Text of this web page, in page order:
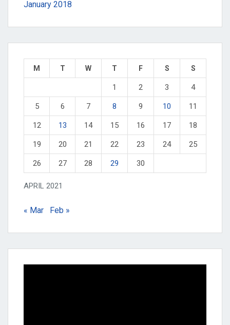
January 2018
APRIL 2021
M T W T F S S
1 2 3 4
5 6 7 8 9 10 11
12 13 14 15 16 17 18
19 20 21 22 23 24 25
26 27 28 29 30
« Mar Feb »